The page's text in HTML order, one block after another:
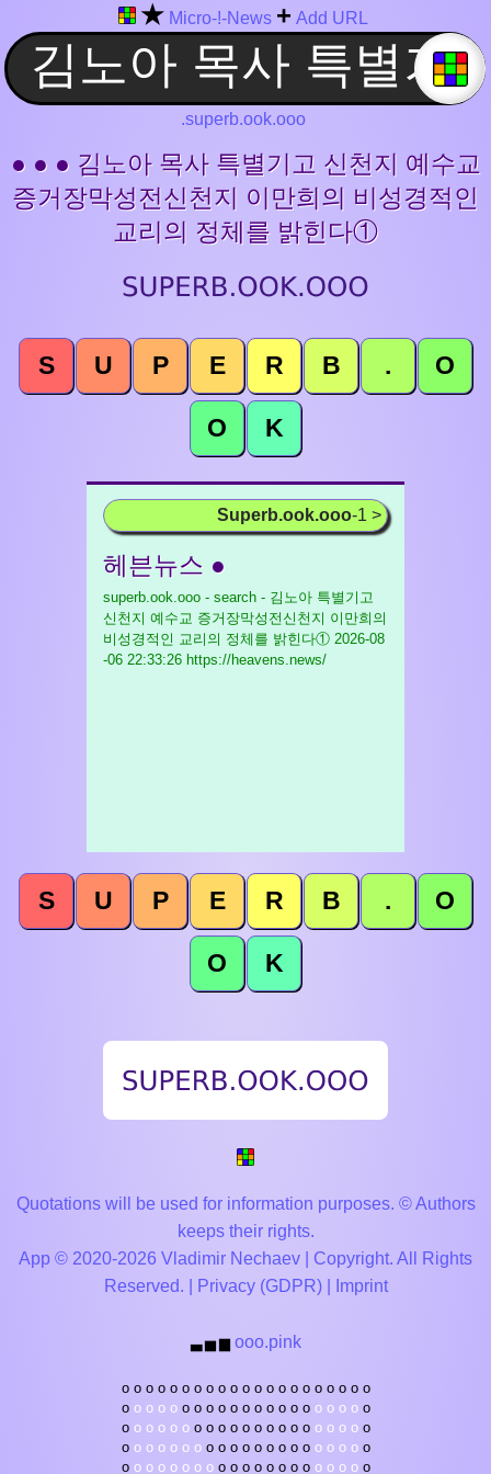
★ Micro-!-News + Add URL
.superb.ook.ooo
● ● ● 김노아 목사 특별기고 신천지 예수교
증거장막성전신천지 이만희의 비성경적인
교리의 정체를 밝힌다①
S U P E R B . O
O K
Superb.ook.ooo-1 >
헤븐뉴스 ●
superb.ook.ooo - search - 김노아 특별기고
신천지 예수교 증거장막성전신천지 이만희의
비성경적인 교리의 정체를 밝힌다① 2026-08
-06 22:33:26 https://heavens.news/
S U P E R B . O
O K
Quotations will be used for information purposes. © Authors
keeps their rights.
App © 2020-2026 Vladimir Nechaev | Copyright. All Rights
Reserved. |
Privacy (GDPR)| Imprint
▃ ▅ ▆ ooo.pink
o o o o o o o o o o o o o o o o o o o o o
o o o o o o o o o o o o o o o o o o o o o
o o o o o o o o o o o o o o o o o o o o o
o o o o o o o o o o o o o o o o o o o o o
o o o o o o o o o o o o o o o o o o o o o